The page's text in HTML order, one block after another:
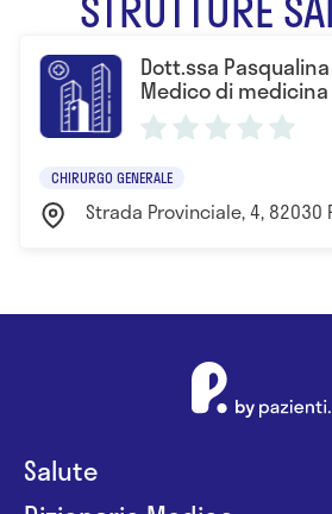
Dott.ssa
Medico di
CHIRURGO GENERALE
Strada Provinciale, 4, 82030
Salute